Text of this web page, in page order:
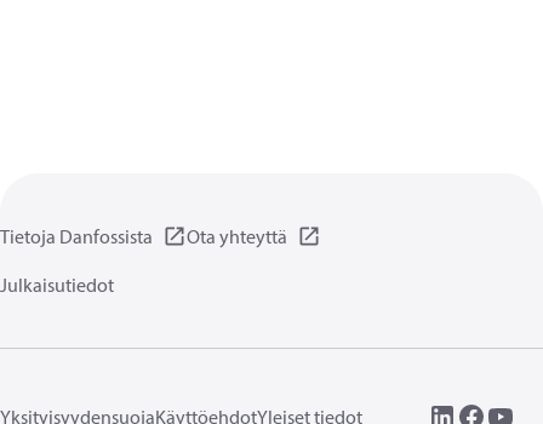
Tietoja Danfossista
Ota yhteyttä
Julkaisutiedot
YksityisyydensuojaKäyttöehdotYleiset tiedot